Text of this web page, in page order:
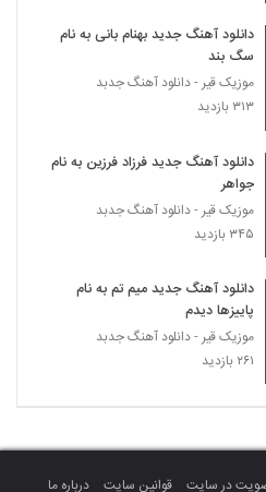
Moein Geo
زاده آهنگ حقیقت
دلی از رضا حسین پور(پاپ)
آهنگ نمیدونی از هومن مرادخانی
دانلود آهنگ جدید بهنام بانی به نام
سگ بند
موزیک قیر - دانلود آهنگ جدبد
۳۱۳ بازدید
دانلود آهنگ جدید فرزاد فرزین به نام
جواهر
موزیک قیر - دانلود آهنگ جدبد
۳۴۵ بازدید
دانلود آهنگ جدید میم تم به نام
پاییزها دیدم
موزیک قیر - دانلود آهنگ جدبد
۲۶۱ بازدید
در سایت قوانین سایت درباره ما